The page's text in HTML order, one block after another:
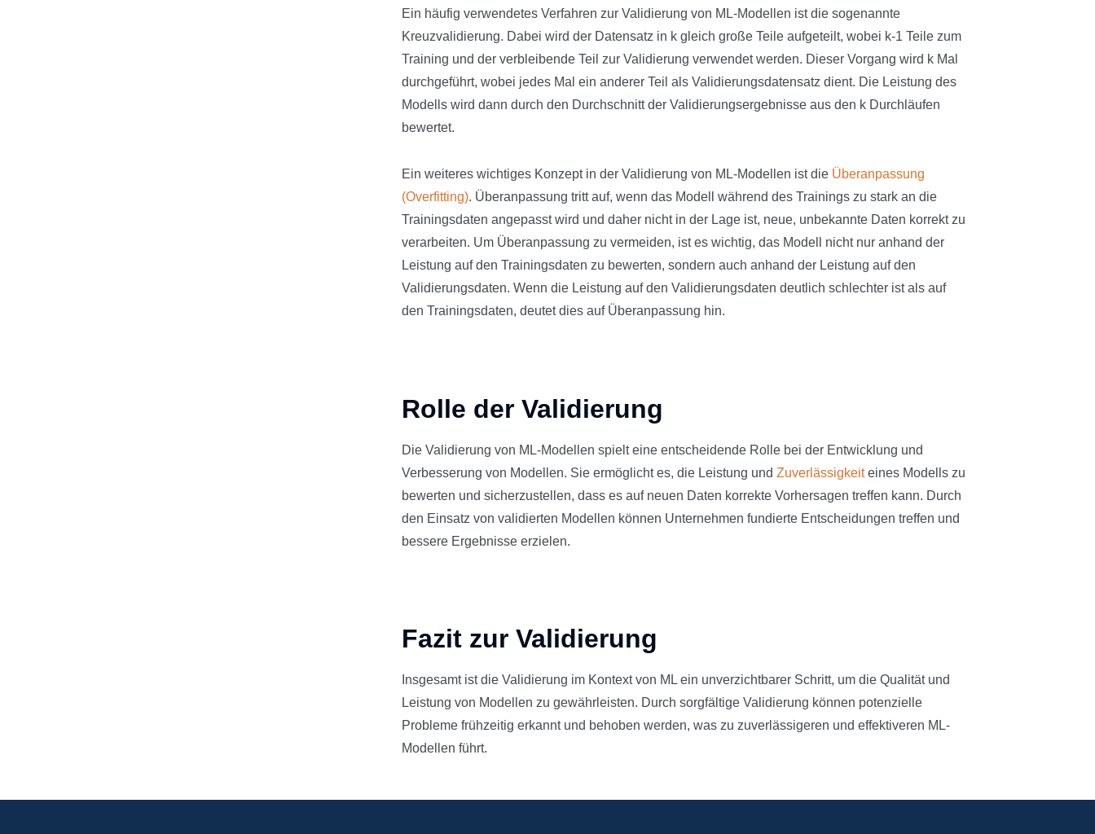
Ein häufig verwendetes Verfahren zur Validierung von ML-Modellen ist die sogenannte
Kreuzvalidierung. Dabei wird der Datensatz in k gleich große Teile aufgeteilt, wobei k-1 Teile zum
Training und der verbleibende Teil zur Validierung verwendet werden. Dieser Vorgang wird k Mal
durchgeführt, wobei jedes Mal ein anderer Teil als Validierungsdatensatz dient. Die Leistung des
Modells wird dann durch den Durchschnitt der Validierungsergebnisse aus den k Durchläufen
bewertet.
Ein weiteres wichtiges Konzept in der Validierung von ML-Modellen ist die Überanpassung
(Overfitting). Überanpassung tritt auf, wenn das Modell während des Trainings zu stark an die
Trainingsdaten angepasst wird und daher nicht in der Lage ist, neue, unbekannte Daten korrekt zu
verarbeiten. Um Überanpassung zu vermeiden, ist es wichtig, das Modell nicht nur anhand der
Leistung auf den Trainingsdaten zu bewerten, sondern auch anhand der Leistung auf den
Validierungsdaten. Wenn die Leistung auf den Validierungsdaten deutlich schlechter ist als auf
den Trainingsdaten, deutet dies auf Überanpassung hin.
Rolle der Validierung
Die Validierung von ML-Modellen spielt eine entscheidende Rolle bei der Entwicklung und
Verbesserung von Modellen. Sie ermöglicht es, die Leistung undZuverlässigkeiteines Modells zu
bewerten und sicherzustellen, dass es auf neuen Daten korrekte Vorhersagen treffen kann. Durch
den Einsatz von validierten Modellen können Unternehmen fundierte Entscheidungen treffen und
bessere Ergebnisse erzielen.
Fazit zur Validierung
Insgesamt ist die Validierung im Kontext von ML ein unverzichtbarer Schritt, um die Qualität und
Leistung von Modellen zu gewährleisten. Durch sorgfältige Validierung können potenzielle
Probleme frühzeitig erkannt und behoben werden, was zu zuverlässigeren und effektiveren ML-
Modellen führt.